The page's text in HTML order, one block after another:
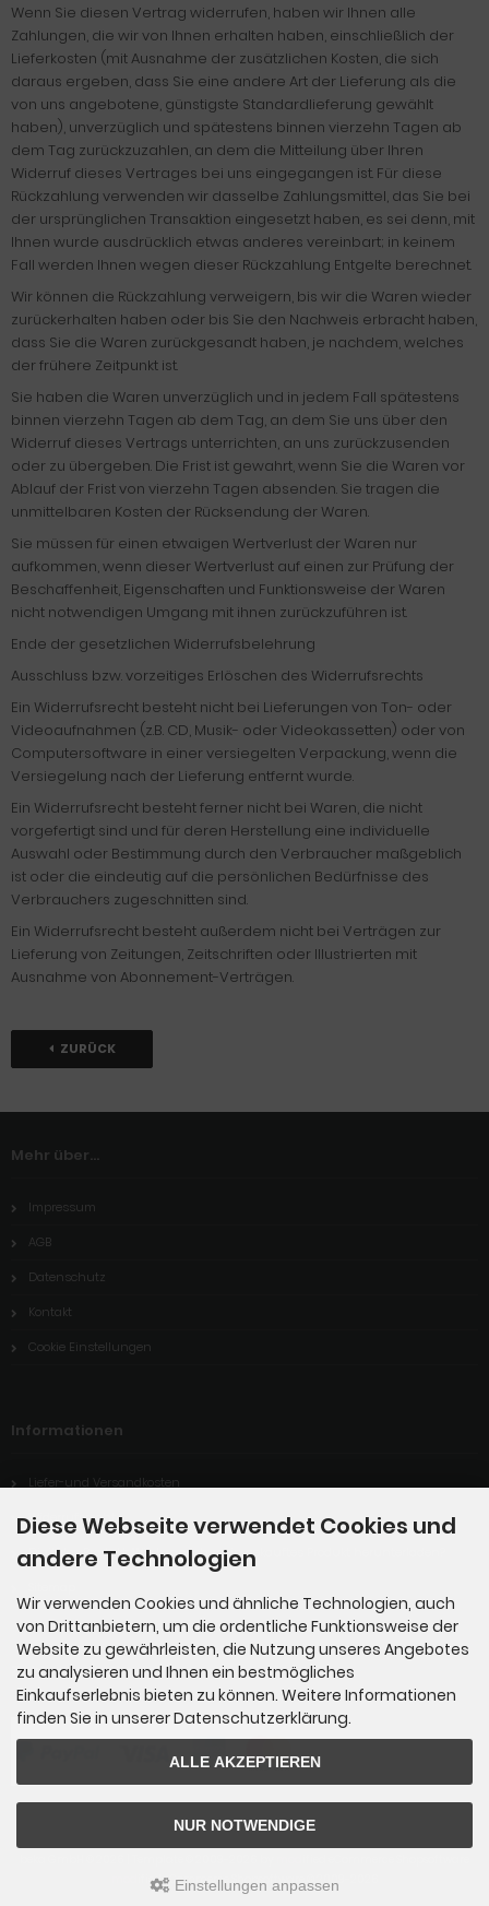
Wenn Sie diesen Vertrag widerrufen, haben wir Ihnen alle
Zahlungen, die wir von Ihnen erhalten haben, einschließlich der
Lieferkosten (mit Ausnahme der zusätzlichen Kosten, die sich
daraus ergeben, dass Sie eine andere Art der Lieferung als die
von uns angebotene, günstigste Standardlieferung gewählt
haben), unverzüglich und spätestens binnen vierzehn Tagen ab
dem Tag zurückzuzahlen, an dem die Mitteilung über Ihren
Widerruf dieses Vertrages bei uns eingegangen ist. Für diese
Rückzahlung verwenden wir dasselbe Zahlungsmittel, das Sie bei
der ursprünglichen Transaktion eingesetzt haben, es sei denn, mit
Ihnen wurde ausdrücklich etwas anderes vereinbart; in keinem
Fall werden Ihnen wegen dieser Rückzahlung Entgelte berechnet.
Wir können die Rückzahlung verweigern, bis wir die Waren wieder
zurückerhalten haben oder bis Sie den Nachweis erbracht haben,
dass Sie die Waren zurückgesandt haben, je nachdem, welches
der frühere Zeitpunkt ist.
Sie haben die Waren unverzüglich und in jedem Fall spätestens
binnen vierzehn Tagen ab dem Tag, an dem Sie uns über den
Widerruf dieses Vertrags unterrichten, an uns zurückzusenden
oder zu übergeben. Die Frist ist gewahrt, wenn Sie die Waren vor
Ablauf der Frist von vierzehn Tagen absenden. Sie tragen die
unmittelbaren Kosten der Rücksendung der Waren.
Sie müssen für einen etwaigen Wertverlust der Waren nur
aufkommen, wenn dieser Wertverlust auf einen zur Prüfung der
Beschaffenheit, Eigenschaften und Funktionsweise der Waren
nicht notwendigen Umgang mit ihnen zurückzuführen ist.
Ende der gesetzlichen Widerrufsbelehrung
Ausschluss bzw. vorzeitiges Erlöschen des Widerrufsrechts
Ein Widerrufsrecht besteht nicht bei Lieferungen von Ton- oder
Videoaufnahmen (z.B. CD, Musik- oder Videokassetten) oder von
Computersoftware in einer versiegelten Verpackung, wenn die
Versiegelung nach der Lieferung entfernt wurde.
Ein Widerrufsrecht besteht ferner nicht bei Waren, die nicht
vorgefertigt sind und für deren Herstellung eine individuelle
Auswahl oder Bestimmung durch den Verbraucher maßgeblich
ist oder die eindeutig auf die persönlichen Bedürfnisse des
Verbrauchers zugeschnitten sind.
Ein Widerrufsrecht besteht außerdem nicht bei Verträgen zur
Lieferung von Zeitungen, Zeitschriften oder Illustrierten mit
Ausnahme von Abonnement-Verträgen.
ZURÜCK
Mehr über...
Impressum
AGB
Datenschutz
Kontakt
Cookie Einstellungen
Informationen
Liefer-und Versandkosten
Widerrufsrecht
Digitales Produkt: Wie kann ich mein gekauftes Produkt herunterladen?
Zahlungsmethoden
ified eCommerce Shopsoftware © 2009-2026
Diese Webseite verwendet Cookies und
andere Technologien
Wir verwenden Cookies und ähnliche Technologien, auch
von Drittanbietern, um die ordentliche Funktionsweise der
Website zu gewährleisten, die Nutzung unseres Angebotes
zu analysieren und Ihnen ein bestmögliches
Einkaufserlebnis bieten zu können. Weitere Informationen
finden Sie in unserer Datenschutzerklärung.
ALLE AKZEPTIEREN
NUR NOTWENDIGE
Einstellungen anpassen